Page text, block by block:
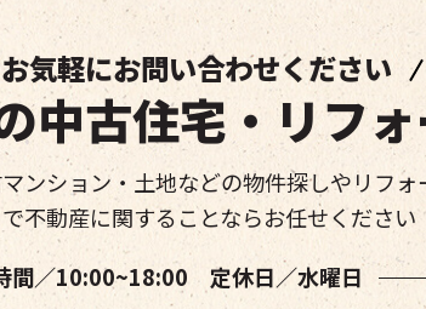
気軽にお問い合わせください
中古住宅・リフ
ンション・土地などの物件探しやリフォ
不動産に関することならお任せください
間／10:00~18:00 定休日／水曜日